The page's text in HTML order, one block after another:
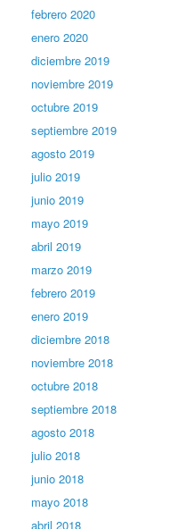
febrero 2020
enero 2020
diciembre 2019
noviembre 2019
octubre 2019
septiembre 2019
agosto 2019
julio 2019
junio 2019
mayo 2019
abril 2019
marzo 2019
febrero 2019
enero 2019
diciembre 2018
noviembre 2018
octubre 2018
septiembre 2018
agosto 2018
julio 2018
junio 2018
mayo 2018
abril 2018